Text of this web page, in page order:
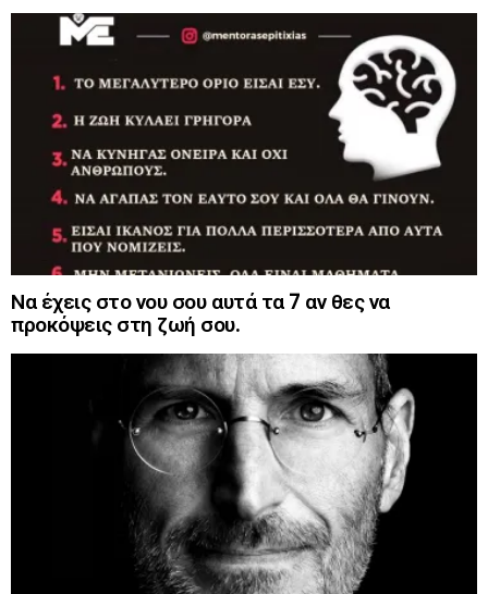
Να έχεις στο νου σου αυτά τα 7 αν θες να
προκόψεις στη ζωή σου.